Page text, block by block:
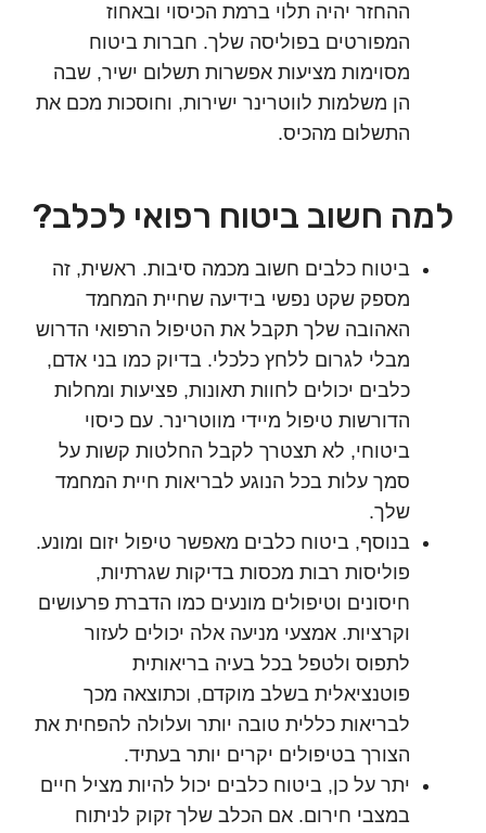
ההחזר יהיה תלוי ברמת הכיסוי ובאחוז
המפורטים בפוליסה שלך. חברות ביטוח
מסוימות מציעות אפשרות תשלום ישיר, שבה
הן משלמות לווטרינר ישירות, וחוסכות מכם את
התשלום מהכיס.
חשוב ביטוח רפואי לכלב?
ביטוח כלבים חשוב מכמה סיבות. ראשית, זה
מספק שקט נפשי בידיעה שחיית המחמד
האהובה שלך תקבל את הטיפול הרפואי הדרוש
מבלי לגרום ללחץ כלכלי. בדיוק כמו בני אדם,
כלבים יכולים לחוות תאונות, פציעות ומחלות
הדורשות טיפול מיידי מווטרינר. עם כיסוי
ביטוחי, לא תצטרך לקבל החלטות קשות על
סמך עלות בכל הנוגע לבריאות חיית המחמד
בנוסף, ביטוח כלבים מאפשר טיפול יזום ומונע.
פוליסות רבות מכסות בדיקות שגרתיות,
חיסונים וטיפולים מונעים כמו הדברת פרעושים
וקרציות. אמצעי מניעה אלה יכולים לעזור
לתפוס ולטפל בכל בעיה בריאותית
פוטנציאלית בשלב מוקדם, וכתוצאה מכך
לבריאות כללית טובה יותר ועלולה להפחית את
הצורך בטיפולים יקרים יותר בעתיד.
יתר על כן, ביטוח כלבים יכול להיות מציל חיים
במצבי חירום. אם הכלב שלך זקוק לניתוח